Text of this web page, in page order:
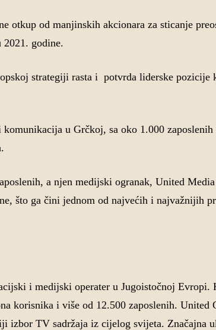
otkup od manjinskih akcionara za sticanje
2021. godine.
strategiji rasta i potvrda liderske pozicije
u Grčkoj, sa oko 1.000
a njen medijski ogranak, United
što ga čini jednom od najvećih i najvažnijih
i medijski operater u Jugoistočnoj Evropi.
korisnika i više od 12.500 zaposlenih. United
izbor TV sadržaja iz cijelog svijeta. Značajna